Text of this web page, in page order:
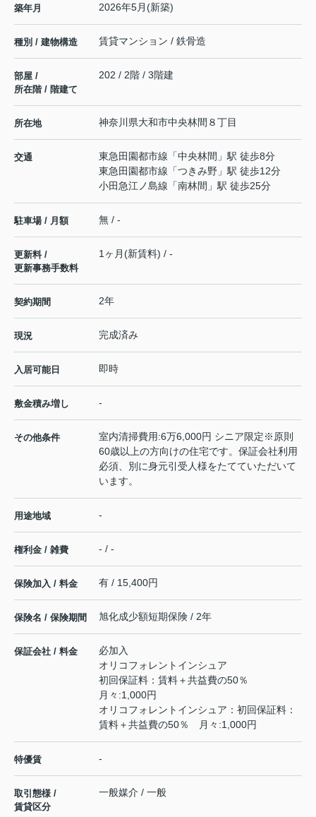
築年月 2026年5月(新築)
種別 / 建物構造 賃貸マンション / 鉄骨造
部屋 /
所在階 / 階建て
202 / 2階 / 3階建
所在地 神奈川県大和市中央林間 ８丁目
交通 東急田園都市線 「中央林間 」駅 徒歩8分
東急田園都市線 「つきみ野 」駅 徒歩12分
小田急江ノ島線 「南林間 」駅 徒歩25分
駐車場 / 月額 無 / -
更新料 /
更新事務手数料
1ヶ月(新賃料) / -
契約期間 2年
現況 完成済み
入居可能日 即時
敷金積み増し -
その他条件
室内清掃費用:6万6,000円 シニア限定※原則
60歳以上の方向けの住宅です。保証会社利用
必須、別に身元引受人様をたてていただいて
います。
用途地域 -
権利金 / 雑費 - / -
保険加入 / 料金 有 / 15,400円
保険名 / 保険期間 旭化成少額短期保険 / 2年
保証会社 / 料金
必加入
オリコフォレントインシュア
初回保証料：賃料＋共益費の50％
月々:1,000円
オリコフォレントインシュア：初回保証料：
賃料＋共益費の50％ 月々:1,000円
特優賃 -
取引態様 /
賃貸区分
一般媒介 / 一般